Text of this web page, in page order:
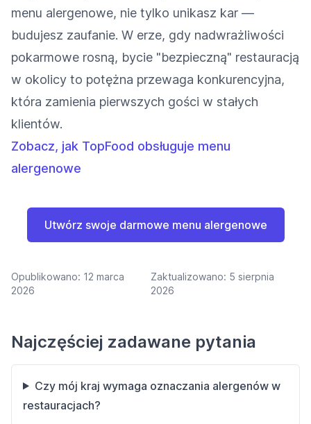
menu alergenowe, nie tylko unikasz kar —
budujesz zaufanie. W erze, gdy nadwrażliwości
pokarmowe rosną, bycie "bezpieczną" restauracją
w okolicy to potężna przewaga konkurencyjna,
która zamienia pierwszych gości w stałych
klientów.
Zobacz, jak TopFood obsługuje menu
alergenowe
Utwórz swoje darmowe menu alergenowe
Opublikowano: 12 marca
2026
Zaktualizowano: 5 sierpnia
2026
Najczęściej zadawane pytania
Czy mój kraj wymaga oznaczania alergenów w
restauracjach?